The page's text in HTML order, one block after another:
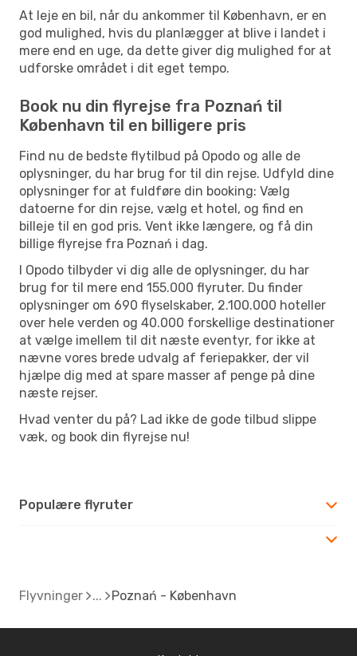
At leje en bil, når du ankommer til København, er en
god mulighed, hvis du planlægger at blive i landet i
mere end en uge, da dette giver dig mulighed for at
udforske området i dit eget tempo.
Book nu din flyrejse fra Poznań til
København til en billigere pris
Find nu de bedste flytilbud på Opodo og alle de
oplysninger, du har brug for til din rejse. Udfyld dine
oplysninger for at fuldføre din booking: Vælg
datoerne for din rejse, vælg et hotel, og find en
billeje til en god pris. Vent ikke længere, og få din
billige flyrejse fra Poznań i dag.
I Opodo tilbyder vi dig alle de oplysninger, du har
brug for til mere end 155.000 flyruter. Du finder
oplysninger om 690 flyselskaber, 2.100.000 hoteller
over hele verden og 40.000 forskellige destinationer
at vælge imellem til dit næste eventyr, for ikke at
nævne vores brede udvalg af feriepakker, der vil
hjælpe dig med at spare masser af penge på dine
næste rejser.
Hvad venter du på? Lad ikke de gode tilbud slippe
væk, og book din flyrejse nu!
Populære flyruter
Flyvninger Poznań - København